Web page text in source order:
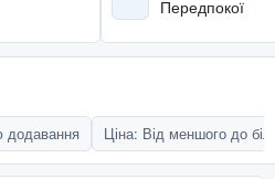
Передпокої
додавання Ціна: Від меншого до